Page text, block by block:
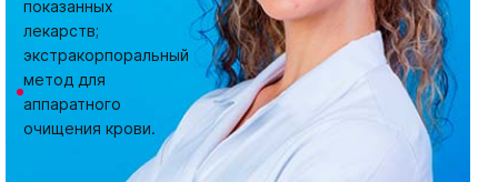
показанных
лекарств;
экстракорпоральный
метод для
аппаратного
очищения крови.